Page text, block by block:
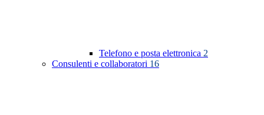
Telefono e posta elettronica 2
Consulenti e collaboratori 16